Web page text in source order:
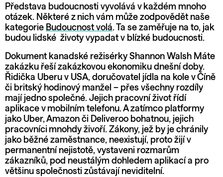
Představa budoucnosti vyvolává v každém mnoho
otázek. Některé z nich vám může zodpovědět naše
kategorie Budoucnost volá. Ta se zaměřuje na to, jak
budou lidské životy vypadat v blízké budoucnosti.
Dokument kanadské režisérky Shannon Walsh Máte
zakázku řeší zakázkovou ekonomiku dnešní doby.
Řidička Uberu v USA, doručovatel jídla na kole v Číně
či britský hodinový manžel – přes všechny rozdíly
mají jedno společné. Jejich pracovní život řídí
aplikace v mobilním telefonu. A zatímco platformy
jako Uber, Amazon či Deliveroo bohatnou, jejich
pracovníci mnohdy živoří. Zákony, jež by je chránily
jako běžné zaměstnance, neexistují, proto žijí v
permanentní nejistotě, vystaveni rozmarům
zákazníků, pod neustálým dohledem aplikací a pro
většinu společnosti zůstávají neviditelní.